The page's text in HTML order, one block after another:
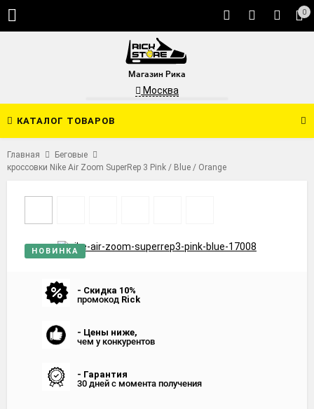
0
Магазин Рика
Москва
КАТАЛОГ ТОВАРОВ
Главная
Беговые
кроссовки Nike Air Zoom SuperRep 3 Pink / Blue / Orange
НОВИНКА
- Скидка 10%
промокод Rick
- Цены ниже,
чем у конкурентов
- Гарантия
30 дней с момента получения